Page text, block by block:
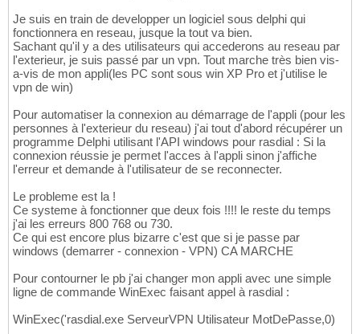
Je suis en train de developper un logiciel sous delphi qui
fonctionnera en reseau, jusque la tout va bien.
Sachant qu'il y a des utilisateurs qui accederons au reseau par
l'exterieur, je suis passé par un vpn. Tout marche très bien vis-
a-vis de mon appli(les PC sont sous win XP Pro et j'utilise le
vpn de win)
Pour automatiser la connexion au démarrage de l'appli (pour les
personnes à l'exterieur du reseau) j'ai tout d'abord récupérer un
programme Delphi utilisant l'API windows pour rasdial : Si la
connexion réussie je permet l'acces à l'appli sinon j'affiche
l'erreur et demande à l'utilisateur de se reconnecter.
Le probleme est la !
Ce systeme à fonctionner que deux fois !!!! le reste du temps
j'ai les erreurs 800 768 ou 730.
Ce qui est encore plus bizarre c'est que si je passe par
windows (demarrer - connexion - VPN) CA MARCHE
Pour contourner le pb j'ai changer mon appli avec une simple
ligne de commande WinExec faisant appel à rasdial :
WinExec('rasdial.exe ServeurVPN Utilisateur MotDePasse,0)